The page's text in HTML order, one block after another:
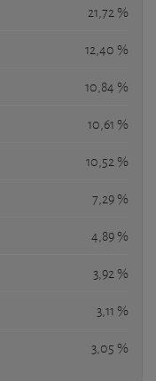
21,72 %
12,40 %
10,84 %
10,61 %
10,52 %
7,29 %
4,89 %
3,92 %
3,11 %
3,05 %